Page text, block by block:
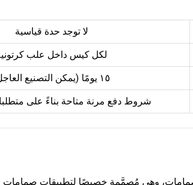
لا توجد حدة قياسية
لكل كيس داخل علب
١٥ يومًا (يمكن التصنيع العاجل)
شروط دفع مرنة متاحة بناءً على
وهي مُصمَّمة خصيصًا لتطبيقات صمامات